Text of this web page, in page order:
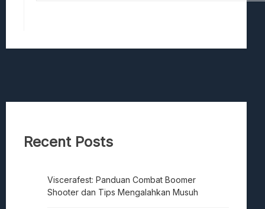
Recent Posts
Viscerafest: Panduan Combat Boomer
Shooter dan Tips Mengalahkan Musuh